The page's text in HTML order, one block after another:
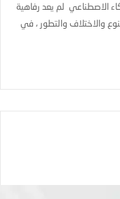
الاصطناعي لم يعد رفاهية
والاختلاف والتطور ، في